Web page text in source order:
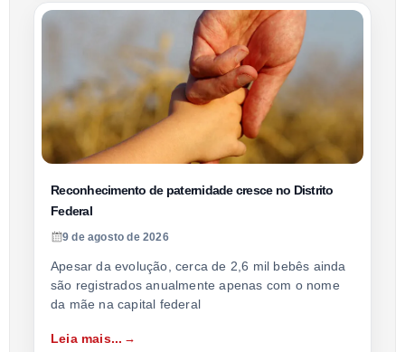
Reconhecimento de paternidade cresce no Distrito
Federal
9 de agosto de 2026
Apesar da evolução, cerca de 2,6 mil bebês ainda
são registrados anualmente apenas com o nome
da mãe na capital federal
Leia mais...